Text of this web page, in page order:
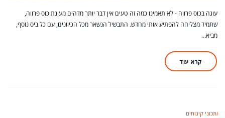
עוגה בכוס פרווה - לא תאמינו כמה זה טעים אין דבר יותר מדהים מעוגת כוס פרווה,
שתמיד מצליחה להפתיע אותי מחדש. התבשיל הנשאר מכל הכיוונים, עם כל ביס נוסף,
מביא…
קרא עוד
מתכוני קינוחים